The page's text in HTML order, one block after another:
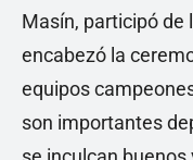
Masín, participó de
encabezó la
equipos
son importantes